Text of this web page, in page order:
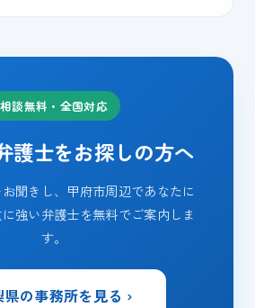
相談無料・全国対応
護士をお探しの方へ
聞きし、甲府市周辺であなたに
強い弁護士を無料でご案内しま
す。
県の事務所を見る ›